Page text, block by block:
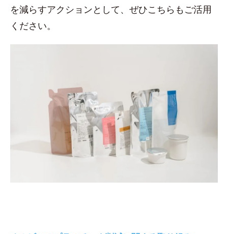
を減らすアクションとして、ぜひこちらもご活用
ください。